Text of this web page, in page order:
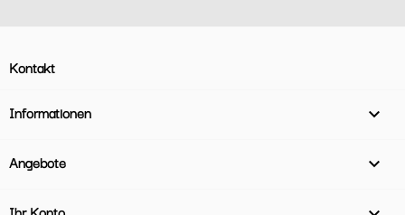
Kontakt
Informationen 
Angebote 